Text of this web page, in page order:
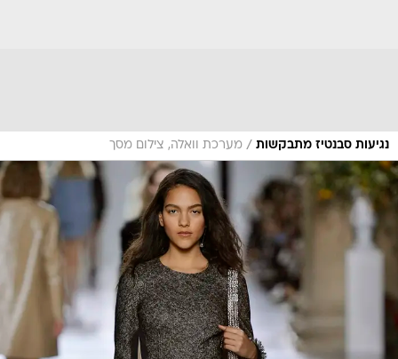
נגיעות סבנטיז מתבקשות / מערכת וואלה, צילום מסך